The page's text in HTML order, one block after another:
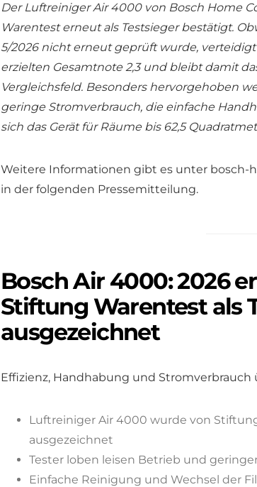
Der Luftreiniger Air 4000 von Bosch Home
Warentest erneut als Testsieger bestätigt.
5/2026 nicht erneut geprüft wurde,
erzielten Gesamtnote 2,3 und bleibt damit
Vergleichsfeld. Besonders hervorgehoben
geringe Stromverbrauch, die einfache
sich das Gerät für Räume bis 62,5
Weitere Informationen gibt es unter bosch-
in der folgenden Pressemitteilung.
Bosch Air 4000: 2026
Stiftung Warentest als
ausgezeichnet
Effizienz, Handhabung und Stromverbrauch
Luftreiniger Air 4000 wurde von
ausgezeichnet
Tester loben leisen Betrieb und
Einfache Reinigung und Wechsel der